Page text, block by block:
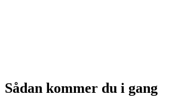
Sådan kommer du i gang